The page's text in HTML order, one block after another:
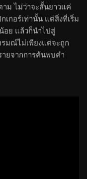
ม ไม่ว่าจะสั้นยาวแค่
กอร์เท่านั้น แต่สิ่งที่เริ่ม
อย แล้วก็นำไปสู่
มณ์ไม่เพียงแต่จะถูก
ยจากการค้นพบคำ